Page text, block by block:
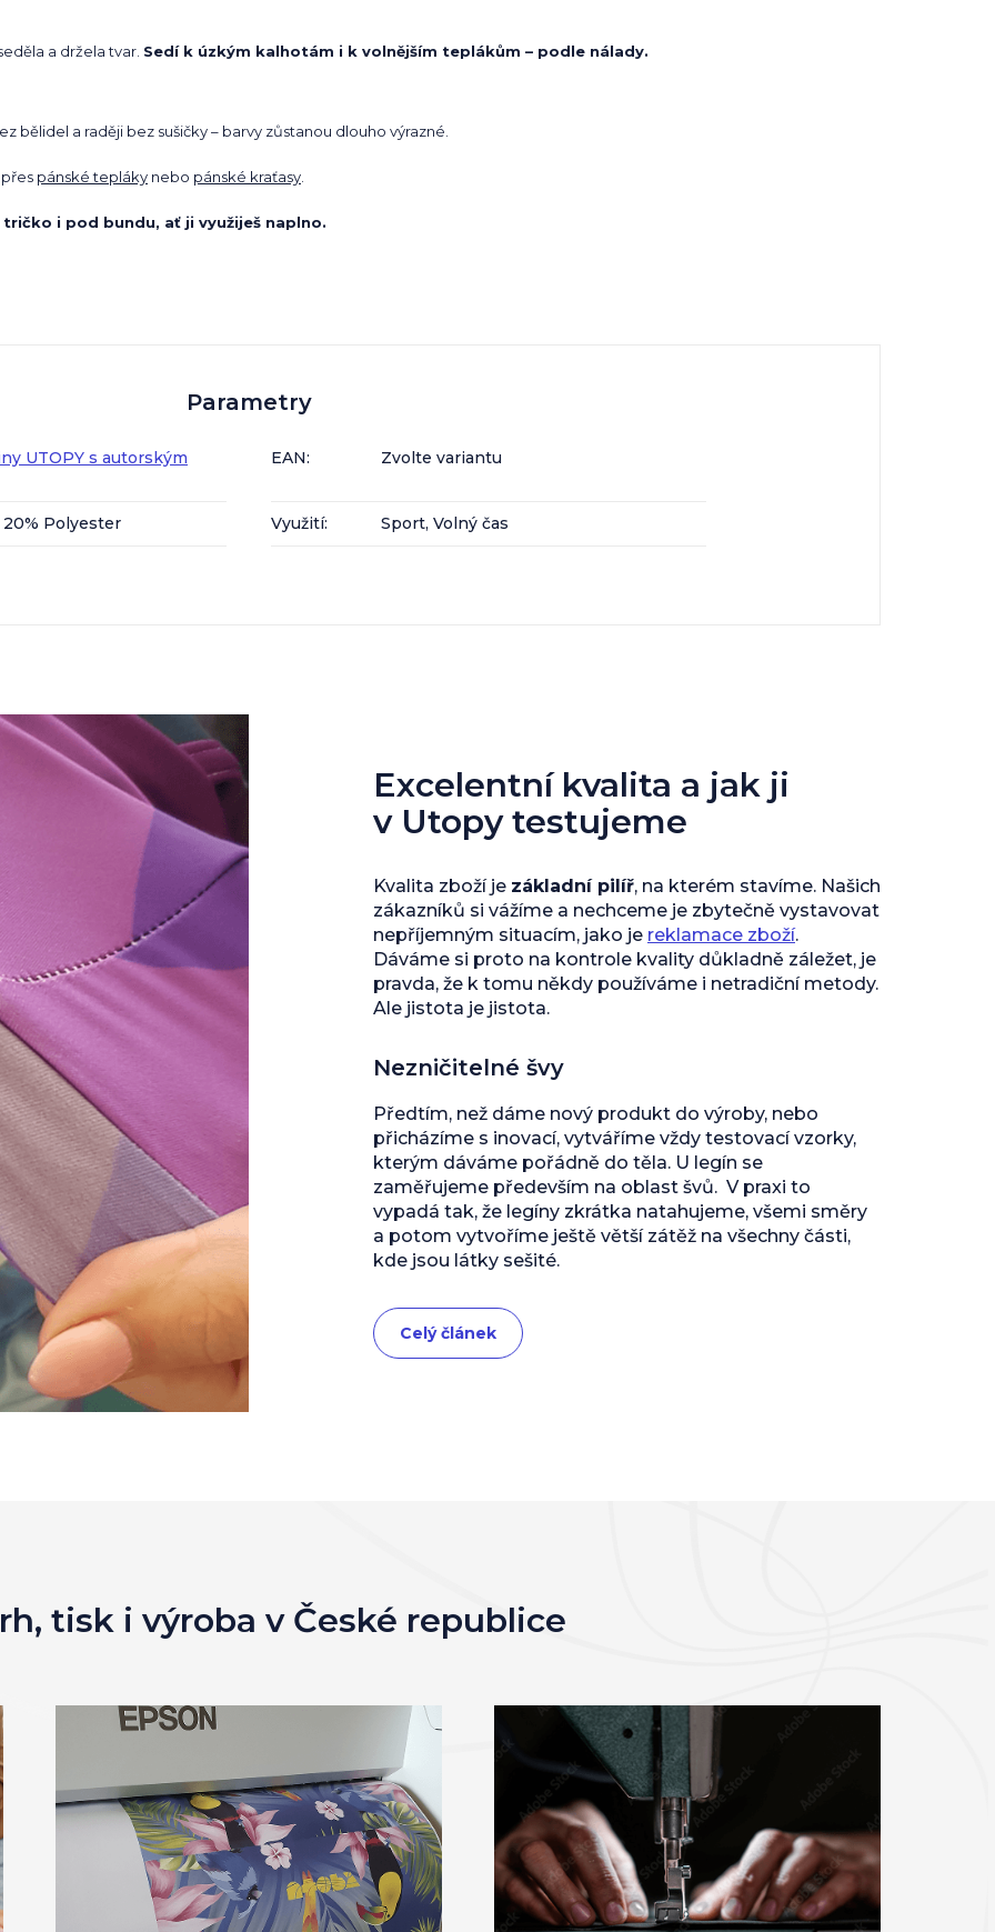
a držela tvar. Sedí k úzkým kalhotám i k volnějším teplákům – podle nálady.
bělidel a raději bez sušičky – barvy zůstanou dlouho výrazné.
pánské tepláky nebo pánské kraťasy
i pod bundu, ať ji využiješ naplno.
Parametry
UTOPY s autorským EAN: Zvolte variantu
20% Polyester Využití: Sport, Volný čas
Excelentní kvalita a jak ji
v Utopy testujeme
Kvalita zboží je základní pilíř, na kterém stavíme. Našich
zákazníků si vážíme a nechceme je zbytečně vystavovat
nepříjemným situacím, jako je reklamace zboží.
Dáváme si proto na kontrole kvality důkladně záležet, je
pravda, že k tomu někdy používáme i netradiční metody.
Ale jistota je jistota.
Nezničitelné švy
Předtím, než dáme nový produkt do výroby, nebo
přicházíme s inovací, vytváříme vždy testovací vzorky,
kterým dáváme pořádně do těla. U legín se
zaměřujeme především na oblast švů. V praxi to
vypadá tak, že legíny zkrátka natahujeme, všemi směry
a potom vytvoříme ještě větší zátěž na všechny části,
kde jsou látky sešité.
Celý článek
tisk i výroba v České republice